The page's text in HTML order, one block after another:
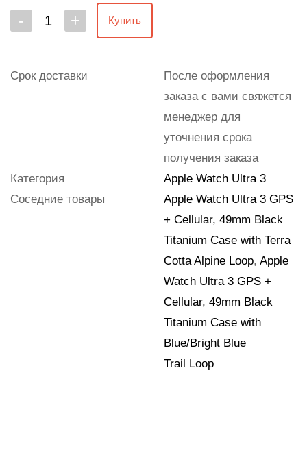
- + Купить
Срок доставки
После оформления
заказа с вами свяжется
менеджер для
уточнения срока
получения заказа
Категория
Apple Watch Ultra 3
Соседние товары
Apple Watch Ultra 3 GPS
+ Cellular, 49mm Black
Titanium Case with Terra
Cotta Alpine Loop, Apple
Watch Ultra 3 GPS +
Cellular, 49mm Black
Titanium Case with
Blue/Bright Blue
Trail Loop